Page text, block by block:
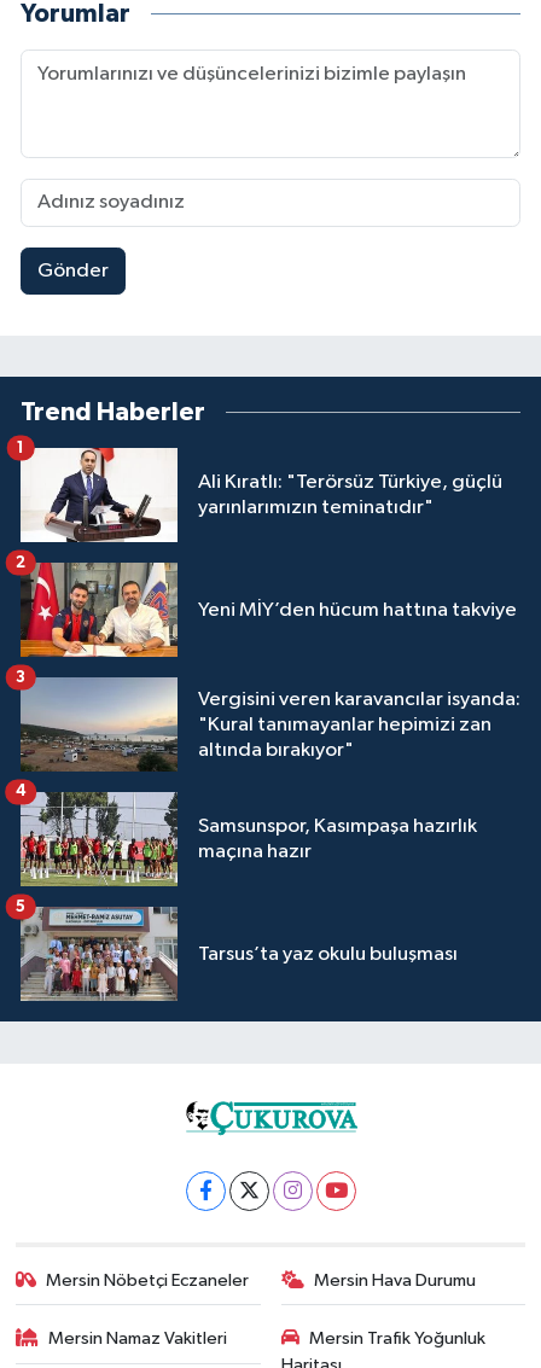
Yorumlar
Gönder
Trend Haberler
Ali Kıratlı: "Terörsüz Türkiye, güçlü
yarınlarımızın teminatıdır"
1
Yeni MİY’den hücum hattına takviye
2
Vergisini veren karavancılar isyanda:
"Kural tanımayanlar hepimizi zan
altında bırakıyor"
3
Samsunspor, Kasımpaşa hazırlık
maçına hazır
4
Tarsus’ta yaz okulu buluşması
5
Mersin Nöbetçi Eczaneler Mersin Hava Durumu
Mersin Namaz Vakitleri
Mersin Trafik Yoğunluk